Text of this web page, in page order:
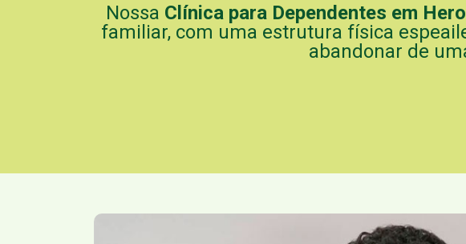
Nossa Clínica para Dependentes em
familiar, com uma estrutura física
abandonar de